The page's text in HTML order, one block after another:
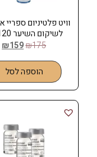
וויט פלטיניום
White Platinium
₪175
₪159
הוספה לסל